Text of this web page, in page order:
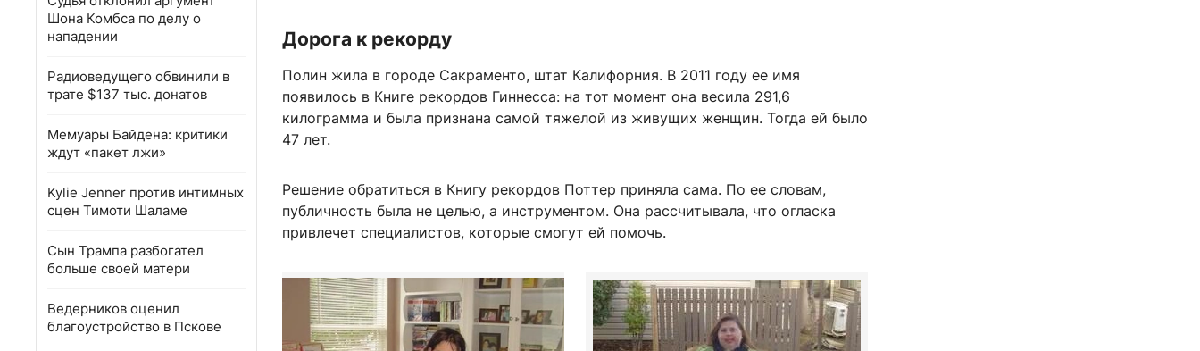
Шона Комбса по делу о
нападении
Радиоведущего обвинили в
трате $137 тыс. донатов
Мемуары Байдена: критики
ждут «пакет лжи»
Kylie Jenner против интимных
сцен Тимоти Шаламе
Сын Трампа разбогател
больше своей матери
Ведерников оценил
благоустройство в Пскове
Дорога к рекорду
Полин жила в городе Сакраменто, штат Калифорния. В 2011 году ее имя
появилось в Книге рекордов Гиннесса: на тот момент она весила 291,6
килограмма и была признана самой тяжелой из живущих женщин. Тогда ей было
47 лет.
Решение обратиться в Книгу рекордов Поттер приняла сама. По ее словам,
публичность была не целью, а инструментом. Она рассчитывала, что огласка
привлечет специалистов, которые смогут ей помочь.